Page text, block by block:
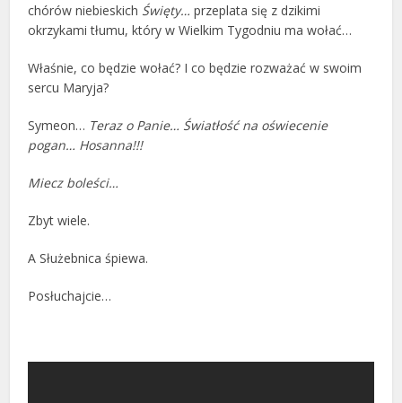
chórów niebieskich Święty… przeplata się z dzikimi
okrzykami tłumu, który w Wielkim Tygodniu ma wołać…
Właśnie, co będzie wołać? I co będzie rozważać w swoim
sercu Maryja?
Symeon… Teraz o Panie… Światłość na oświecenie
pogan… Hosanna!!!
Miecz boleści…
Zbyt wiele.
A Służebnica śpiewa.
Posłuchajcie…